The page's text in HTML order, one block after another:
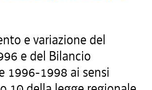
e variazione del
e del Bilancio
1996-1998 ai sensi